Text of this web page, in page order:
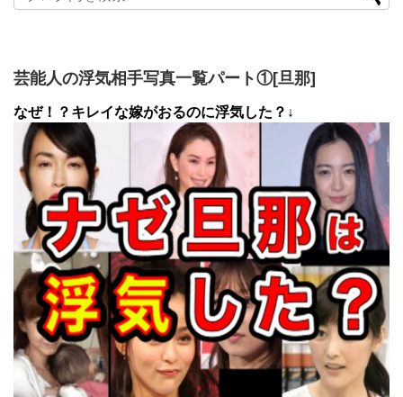
芸能人の浮気相手写真一覧パート①[旦那]
なぜ！？キレイな嫁がおるのに浮気した？↓